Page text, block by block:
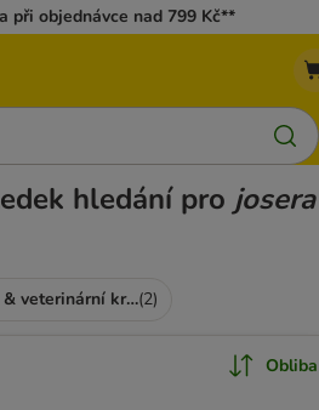
při objednávce nad 799 Kč**
hledání pro josera
Doplňkové & veterinární krmivo(2)
Obliba